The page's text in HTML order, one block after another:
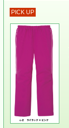
PICK UP